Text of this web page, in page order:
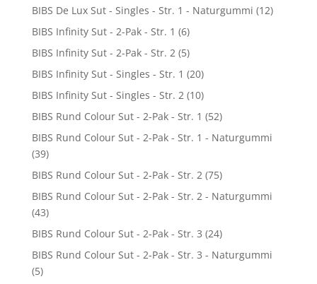
BIBS De Lux Sut - Singles - Str. 1 - Naturgummi (12)
BIBS Infinity Sut - 2-Pak - Str. 1 (6)
BIBS Infinity Sut - 2-Pak - Str. 2 (5)
BIBS Infinity Sut - Singles - Str. 1 (20)
BIBS Infinity Sut - Singles - Str. 2 (10)
BIBS Rund Colour Sut - 2-Pak - Str. 1 (52)
BIBS Rund Colour Sut - 2-Pak - Str. 1 - Naturgummi
(39)
BIBS Rund Colour Sut - 2-Pak - Str. 2 (75)
BIBS Rund Colour Sut - 2-Pak - Str. 2 - Naturgummi
(43)
BIBS Rund Colour Sut - 2-Pak - Str. 3 (24)
BIBS Rund Colour Sut - 2-Pak - Str. 3 - Naturgummi
(5)